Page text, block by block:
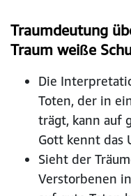
Traumdeutung
Traum weiße
Die
Toten, der in
trägt, kann auf
Gott kennt das
Sieht der
Verstorbenen